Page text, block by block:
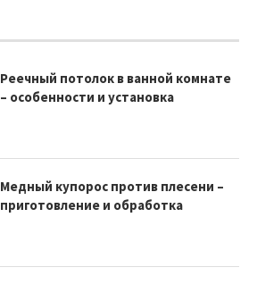
Реечный потолок в ванной комнате
– особенности и установка
Медный купорос против плесени –
приготовление и обработка